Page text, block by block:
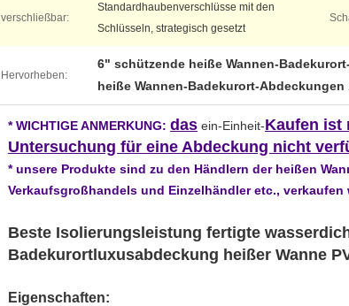
verschließbar:
Standardhaubenverschlüsse mit den
Schlüsseln, strategisch gesetzt
Hervorheben:
6" schützende heiße Wannen-
heiße Wannen-Badekurort-Abdeckungen
* WICHTIGE ANMERKUNG: das ein-Einheit-Kaufen ist
Untersuchung für eine Abdeckung nicht
* unsere Produkte sind zu den Händlern der heißen
Verkaufsgroßhandels und Einzelhändler etc.,
Beste Isolierungsleistung fertigte
Badekurortluxusabdeckung heißer Wanne
Eigenschaften: